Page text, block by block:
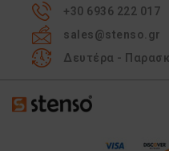
+30 6936 222 017
sales@stenso.gr
Δευτέρα -